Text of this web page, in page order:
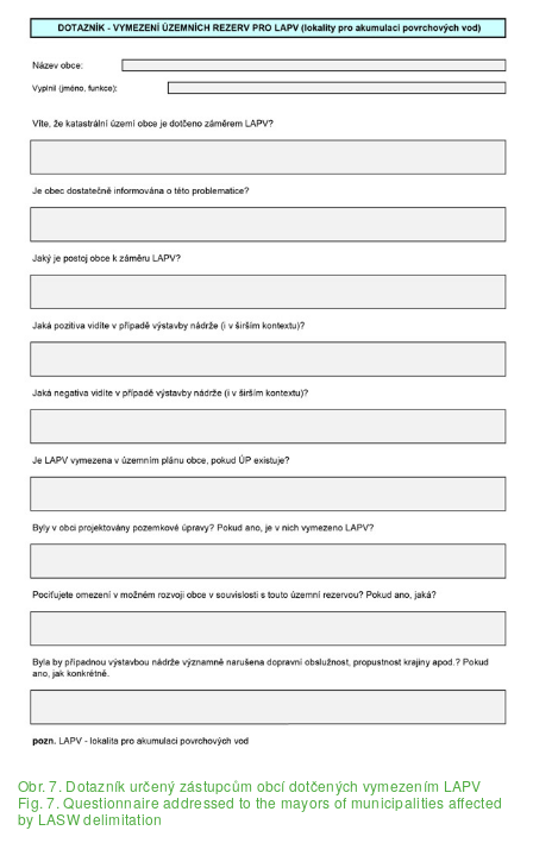
Obr. 7. Dotazník určený zástupcům obcí dotčených vymezením LAPV
Fig. 7. Questionnaire addressed to the mayors of municipalities affected
by LASW delimitation